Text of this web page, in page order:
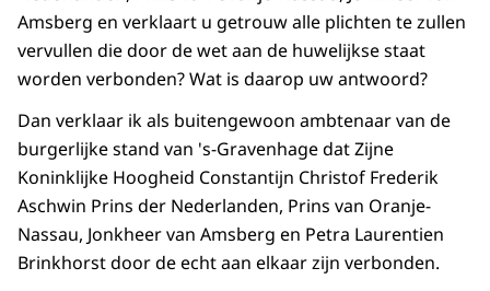
Amsberg en verklaart u getrouw alle plichten te zullen
vervullen die door de wet aan de huwelijkse staat
worden verbonden? Wat is daarop uw antwoord?
Dan verklaar ik als buitengewoon ambtenaar van de
burgerlijke stand van 's-Gravenhage dat Zijne
Koninklijke Hoogheid Constantijn Christof Frederik
Aschwin Prins der Nederlanden, Prins van Oranje-
Nassau, Jonkheer van Amsberg en Petra Laurentien
Brinkhorst door de echt aan elkaar zijn verbonden.